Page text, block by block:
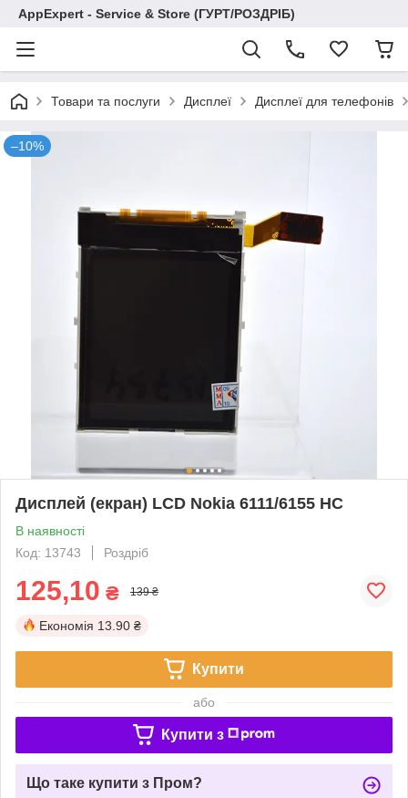
AppExpert - Service & Store (ГУРТ/РОЗДРІБ)
Товари та послуги Дисплеї Дисплеї для телефонів
–10%
Дисплей (екран) LCD Nokia 6111/6155 HC
В наявності
Код: 13743
Роздріб
125,10 ₴ 139 ₴
Економія 13.90 ₴
Купити
або
Купити з
Що таке купити з Пром?